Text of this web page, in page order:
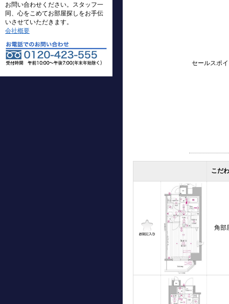
お問い合わせください。スタッフ一
同、心をこめてお部屋探しをお手伝
いさせていただきます。
会社概要
セールスポ
こだ
角部